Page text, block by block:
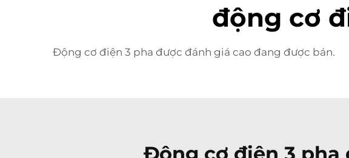
động cơ
Động cơ điện 3 pha được đánh giá cao đang được bán.